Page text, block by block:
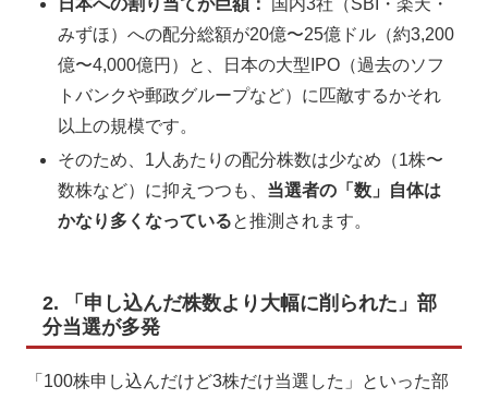
日本への割り当てが巨額：
国内3社（SBI・楽天・
みずほ）への配分総額が20億〜25億ドル（約3,200
億〜4,000億円）と、日本の大型IPO（過去のソフ
トバンクや郵政グループなど）に匹敵するかそれ
以上の規模です。
そのため、1人あたりの配分株数は少なめ（1株〜
数株など）に抑えつつも、 当選者の「数」自体は
かなり多くなっていると推測されます。
2. 「申し込んだ株数より大幅に削られた」部
分当選が多発
「100株申し込んだけど3株だけ当選した」といった部